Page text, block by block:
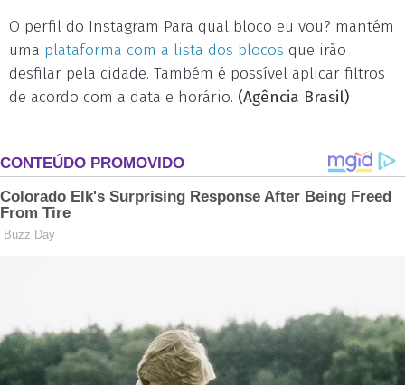
O perfil do Instagram Para qual bloco eu vou? mantém
uma plataforma com a lista dos blocos que irão
desfilar pela cidade. Também é possível aplicar filtros
de acordo com a data e horário. (Agência Brasil)